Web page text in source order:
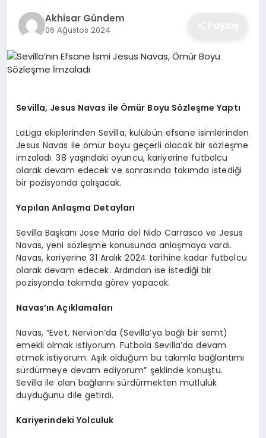
Akhisar Gündem
06 Ağustos 2024
Sevilla, Jesus Navas ile Ömür Boyu Sözleşme Yaptı
LaLiga ekiplerinden Sevilla, kulübün efsane isimlerinden
Jesus Navas ile ömür boyu geçerli olacak bir sözleşme
imzaladı. 38 yaşındaki oyuncu, kariyerine futbolcu
olarak devam edecek ve sonrasında takımda istediği
bir pozisyonda çalışacak.
Yapılan Anlaşma Detayları
Sevilla Başkanı Jose Maria del Nido Carrasco ve Jesus
Navas, yeni sözleşme konusunda anlaşmaya vardı.
Navas, kariyerine 31 Aralık 2024 tarihine kadar futbolcu
olarak devam edecek. Ardından ise istediği bir
pozisyonda takımda görev yapacak.
Navas’ın Açıklamaları
Navas, “Evet, Nervion’da (Sevilla’ya bağlı bir semt)
emekli olmak istiyorum. Futbola Sevilla’da devam
etmek istiyorum. Aşık olduğum bu takımla bağlantımı
sürdürmeye devam ediyorum” şeklinde konuştu.
Sevilla ile olan bağlarını sürdürmekten mutluluk
duyduğunu dile getirdi.
Kariyerindeki Yolculuk